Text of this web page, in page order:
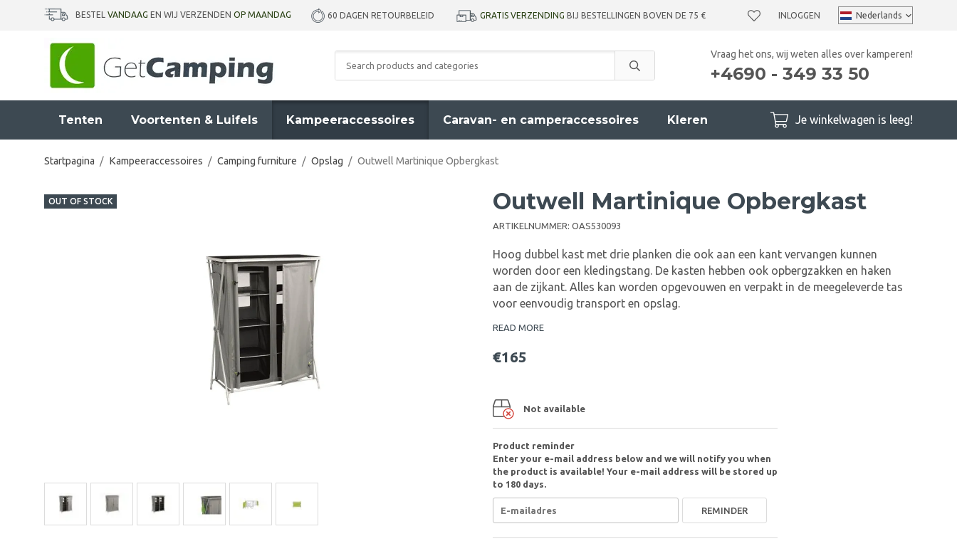
BESTEL VANDAAG EN WIJ VERZENDEN OP MAANDAG 60 DAGEN RETOURBELEID GRATIS VERZENDING BIJ BESTELLINGEN BOVEN DE 75 € INLOGGEN
Vraag het ons, wij weten alles over kamperen!
+4690 - 349 33 50
Tenten Voortenten & Luifels Kampeeraccessoires Caravan- en camperaccessoires Kleren Je winkelwagen is leeg!
Startpagina / Kampeeraccessoires / Camping furniture / Opslag / Outwell Martinique Opbergkast
OUT OF STOCK Outwell Martinique Opbergkast
ARTIKELNUMMER: OAS530093
Hoog dubbel kast met drie planken die ook aan een kant vervangen kunnen
worden door een kledingstang. De kasten hebben ook opbergzakken en haken
aan de zijkant. Alles kan worden opgevouwen en verpakt in de meegeleverde tas
voor eenvoudig transport en opslag.
READ MORE
€165
Not available
Product reminder
Enter your e-mail address below and we will notify you when
the product is available! Your e-mail address will be stored up
to 180 days.
REMINDER